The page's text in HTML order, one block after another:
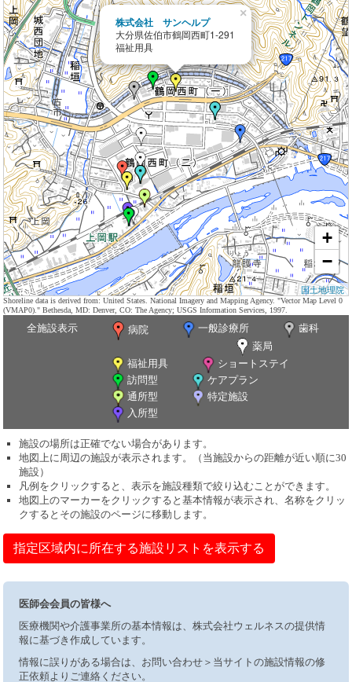
株式会社 サンヘルプ
大分県佐伯市鶴岡西町1-291
福祉用具
×
+
−
国土地理院
Shoreline data is derived from: United States. National Imagery and Mapping Agency. "Vector Map Level 0
(VMAP0)." Bethesda, MD: Denver, CO: The Agency; USGS Information Services, 1997.
全施設表示 病院 一般診療所
歯科
薬局
福祉用具
ショートステイ
訪問型
ケアプラン
通所型
特定施設
入所型
施設の場所は正確でない場合があります。
地図上に周辺の施設が表示されます。（当施設からの距離が近い順に30
施設）
凡例をクリックすると、表示を施設種類で絞り込むことができます。
地図上のマーカーをクリックすると基本情報が表示され、名称をクリッ
クするとその施設のページに移動します。
指定区域内に所在する施設リストを表示する
医師会会員の皆様へ
医療機関や介護事業所の基本情報は、株式会社ウェルネスの提供情
報に基づき作成しています。
情報に誤りがある場合は、お問い合わせ＞当サイトの施設情報の修
正依頼よりご連絡ください。